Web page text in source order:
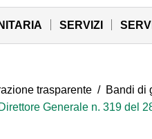
SERVIZI
trasparente / Bandi di
Generale n. 319 del